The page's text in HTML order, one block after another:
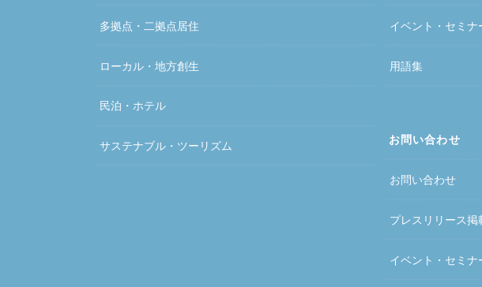
多拠点・二拠点居住
ローカル・地方創生
民泊・ホテル
サステナブル・ツーリズム
イベント・セミナ
用語集
お問い合わせ
お問い合わせ
プレスリリース掲
イベント・セミ